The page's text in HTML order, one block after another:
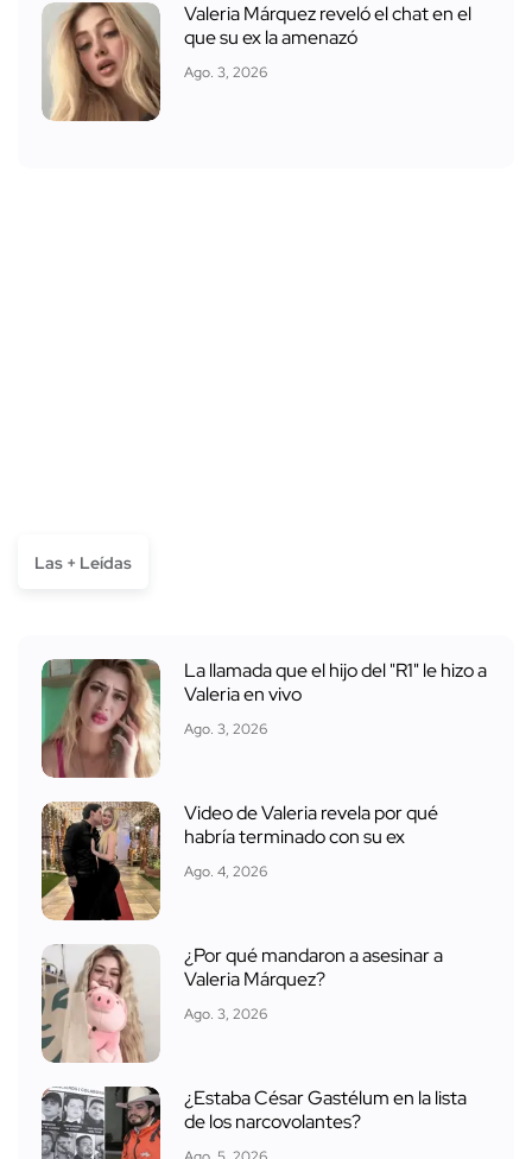
Valeria Márquez reveló el chat en el
que su ex la amenazó
Ago. 3, 2026
Las + Leídas
La llamada que el hijo del "R1" le hizo a
Valeria en vivo
Ago. 3, 2026
Video de Valeria revela por qué
habría terminado con su ex
Ago. 4, 2026
¿Por qué mandaron a asesinar a
Valeria Márquez?
Ago. 3, 2026
¿Estaba César Gastélum en la lista
de los narcovolantes?